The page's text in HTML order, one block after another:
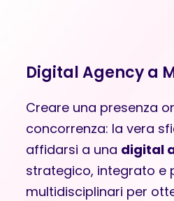
Digital Agency a
Creare una presenza
concorrenza: la vera
affidarsi a una digital
strategico, integrato e
multidisciplinari per